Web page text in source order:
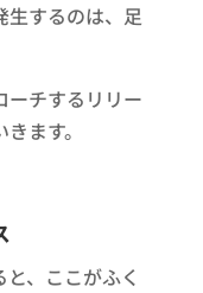
生するのは、足
ーチするリリー
ます。
、ここがふく